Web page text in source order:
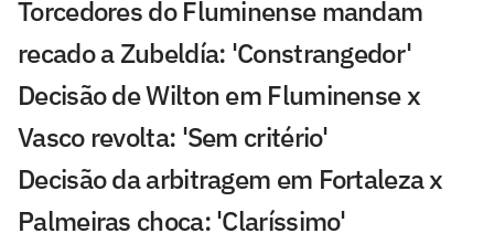
Torcedores do Fluminense mandam
recado a Zubeldía: 'Constrangedor'
Decisão de Wilton em Fluminense x
Vasco revolta: 'Sem critério'
Decisão da arbitragem em Fortaleza x
Palmeiras choca: 'Claríssimo'